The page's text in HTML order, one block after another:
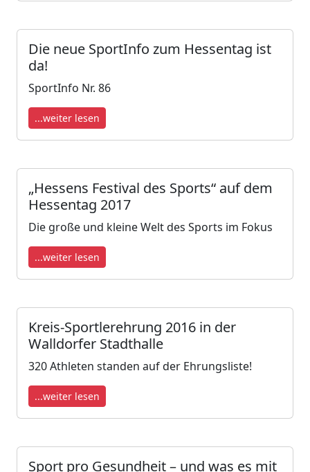
Die neue SportInfo zum Hessentag ist
da!
SportInfo Nr. 86
...weiter lesen
„Hessens Festival des Sports“ auf dem
Hessentag 2017
Die große und kleine Welt des Sports im Fokus
...weiter lesen
Kreis-Sportlerehrung 2016 in der
Walldorfer Stadthalle
320 Athle­ten stan­den auf der Eh­rungs­lis­te!
...weiter lesen
Sport pro Gesundheit – und was es mit